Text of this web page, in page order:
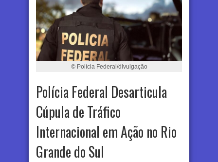
© Polícia Federal/divulgação
Polícia Federal Desarticula
Cúpula de Tráfico
Internacional em Ação no Rio
Grande do Sul